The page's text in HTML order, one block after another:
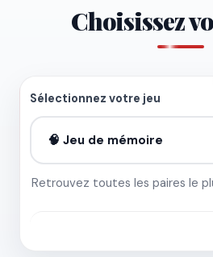
Choisissez
Sélectionnez votre jeu
Retrouvez toutes les paires le